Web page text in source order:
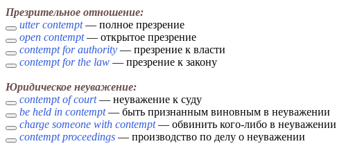
Презрительное отношение:
utter contempt— полное презрение
open contempt— открытое презрение
contempt for authority — презрение к власти
contempt for the law — презрение к закону
Юридическое неуважение:
contempt of court— неуважение к суду
be held in contempt— быть признанным виновным в неуважении
charge someone with contempt— обвинить кого-либо в неуважении
contempt proceedings — производство по делу о неуважении